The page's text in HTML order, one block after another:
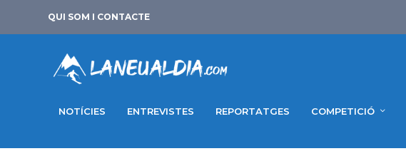
QUI SOM I CONTACTE
NOTÍCIES ENTREVISTES REPORTATGES COMPETICIÓ